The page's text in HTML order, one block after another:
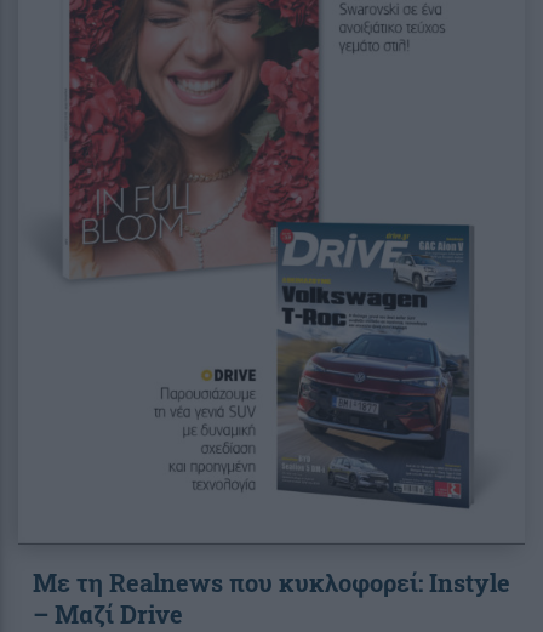
Με τη Realnews που κυκλοφορεί: Instyle
– Μαζί Drive